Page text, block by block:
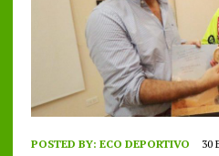
POSTED BY: ECO DEPORTIVO 30